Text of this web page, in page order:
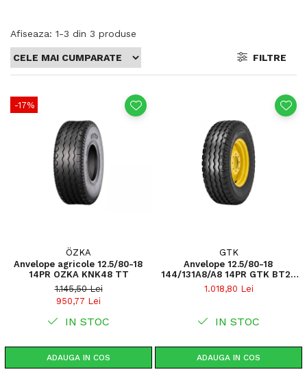
Afiseaza: 1-3 din 3 produse
FILTRE
-17%
ÖZKA
Anvelope agricole 12.5/80-18
14PR OZKA KNK48 TT
1.145,50 Lei
950,77 Lei
IN STOC
ADAUGA IN COS
GTK
Anvelope 12.5/80-18
144/131A8/A8 14PR GTK BT20
TT
1.018,80 Lei
IN STOC
ADAUGA IN COS